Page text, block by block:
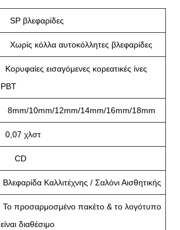
SP βλεφαρίδες
Χωρίς κόλλα αυτοκόλλητες βλεφαρίδες
Κορυφαίες εισαγόμενες κορεατικές ίνες
PBT
8mm/10mm/12mm/14mm/16mm/18mm
0,07 χλστ
CD
Βλεφαρίδα Καλλιτέχνης / Σαλόνι Αισθητικής
Το προσαρμοσμένο πακέτο & το λογότυπο
είναι διαθέσιμο